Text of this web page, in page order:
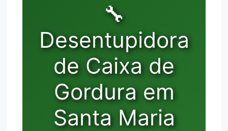
🔧
Desentupidora
de Caixa de
Gordura em
Santa Maria